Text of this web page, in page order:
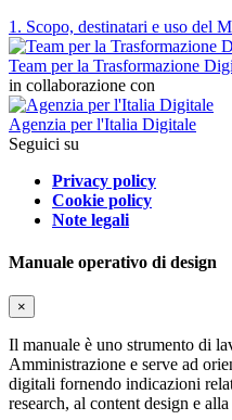
1. Scopo, destinatari e uso del
Team per la Trasformazione
in collaborazione con
Agenzia per l'Italia Digitale
Seguici su
Privacy policy
Cookie policy
Note legali
Manuale operativo di design
×
Il manuale è uno strumento di
Amministrazione e serve ad
digitali fornendo indicazioni
research, al content design e